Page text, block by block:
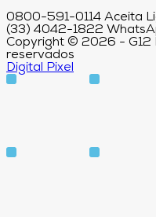
0800-591-0114 Aceita
(33) 4042-1822
Copyright © 2026 - G12
reservados
Digital Pixel